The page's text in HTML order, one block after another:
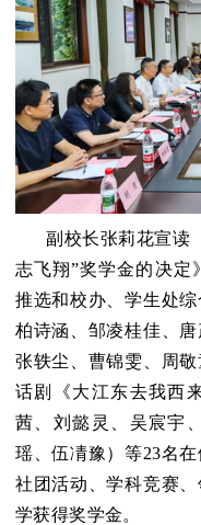
副校长张莉花宣读
志飞翔”奖学金的决定
推选和校办、学生处综
柏诗涵、邹凌桂佳、唐
张轶尘、曹锦雯、周
话剧《大江东去我西
茜、刘懿灵、吴宸宇
瑶、伍凊豫）等23名
社团活动、学科竞赛
学获得奖学金。